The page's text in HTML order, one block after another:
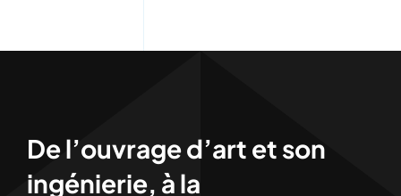
De l’ouvrage d’art et son
ingénierie, à la